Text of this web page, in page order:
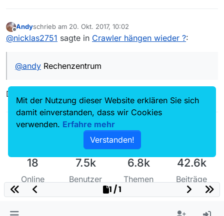
Offline
Andyschrieb am 20. Okt. 2017, 10:02
zuletzt editiert von
@nicklas2751 sagte in Crawler hängen wieder ?:
@andy Rechenzentrum
Danke.
18
Online
7.5k
Benutzer
6.8k
Themen
42.6k
Beiträge
1 / 1
Mit der Nutzung dieser Website erklären Sie sich
damit einverstanden, dass wir Cookies
verwenden. Erfahre mehr
Verstanden!